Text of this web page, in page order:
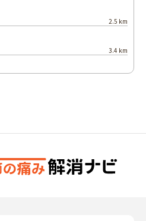
2.5 km
3.4 km